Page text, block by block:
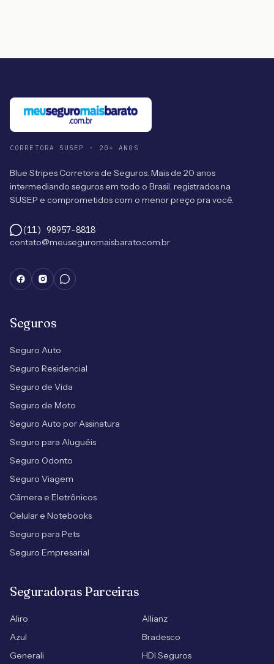
CORRETORA SUSEP · 20+ ANOS
Blue Stripes Corretora de Seguros. Mais de 20 anos
intermediando seguros em todo o Brasil, registrados na
SUSEP e comprometidos com o menor preço pra você.
(11) 98957-8818
contato@meuseguromaisbarato.com.br
Seguros
Seguro Auto
Seguro Residencial
Seguro de Vida
Seguro de Moto
Seguro Auto por Assinatura
Seguro para Aluguéis
Seguro Odonto
Seguro Viagem
Câmera e Eletrônicos
Celular e Notebooks
Seguro para Pets
Seguro Empresarial
Seguradoras Parceiras
Aliro
Allianz
Azul
Bradesco
Generali
HDI Seguros